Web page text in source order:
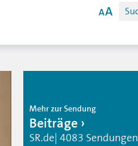
Mehr zur Sendung
Beiträge
SR.de| 4083 Sendungen